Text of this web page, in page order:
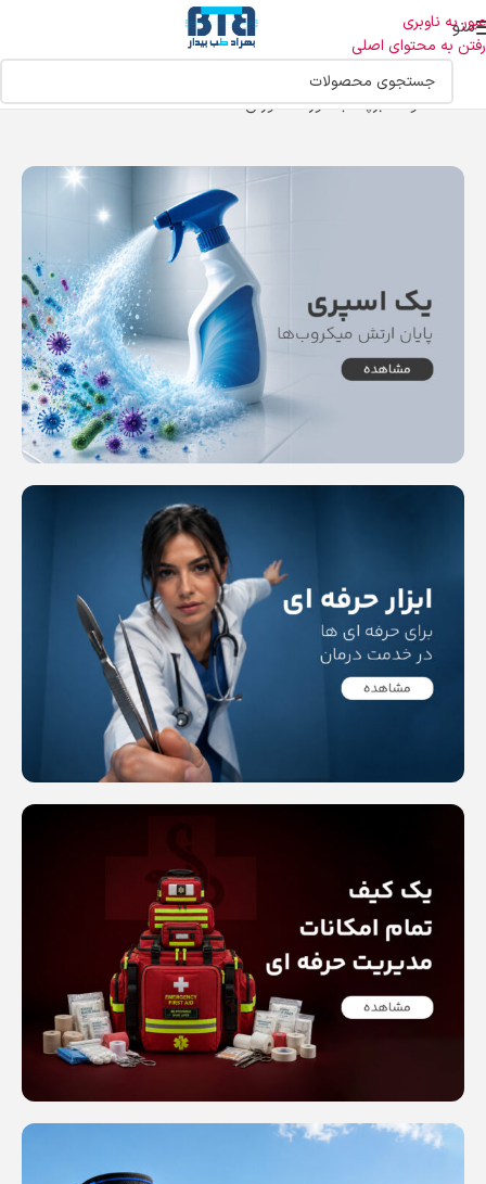
عبور به ناوبری
رفتن به محتوای اصلی
منو
محصولات برچسب خورده “آموزش”